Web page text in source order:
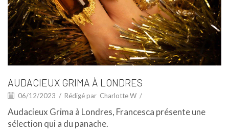
AUDACIEUX GRIMA À LONDRES
06/12/2023 / Rédigé par Charlotte W /
Audacieux Grima à Londres, Francesca présente une
sélection qui a du panache.